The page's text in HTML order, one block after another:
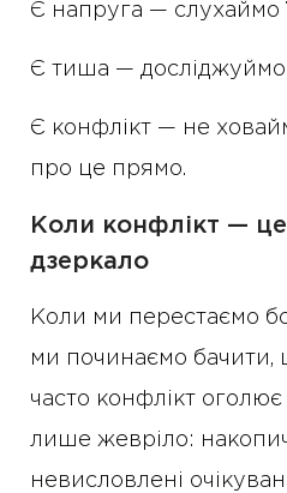
Є напруга — слухаймо
Є тиша — досліджуймо
Є конфлікт — не
про це прямо.
Коли конфлікт — це
дзеркало
Коли ми перестаємо
ми починаємо
часто конфлікт
лише жевріло:
невисловлені